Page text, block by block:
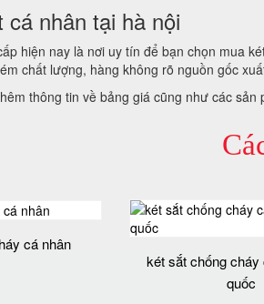
nhân tại hà nội
hiện nay là nơi uy tín để bạn chọn mua
chất lượng, hàng không rõ nguồn gốc
thông tin về bảng giá cũng như các
cá nhân
két sắt chống cháy
quốc